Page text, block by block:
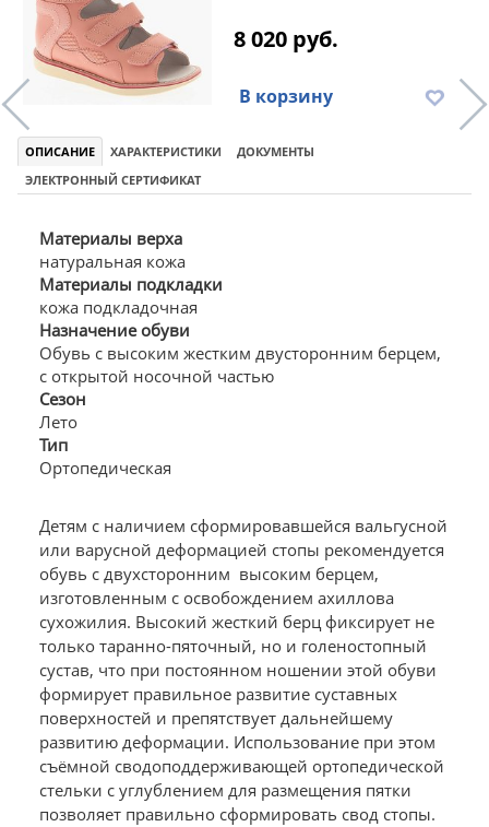
8 020 руб.
В корзину
ОПИСАНИЕ ХАРАКТЕРИСТИКИ
ДОКУМЕНТЫ
ЭЛЕКТРОННЫЙ СЕРТИФИКАТ
Материалы верха
натуральная кожа
Материалы подкладки
кожа подкладочная
Назначение обуви
Обувь с высоким жестким двусторонним берцем,
с открытой носочной частью
Сезон
Лето
Тип
Ортопедическая
Детям с наличием сформировавшейся вальгусной
или варусной деформацией стопы рекомендуется
обувь с двухсторонним высоким берцем,
изготовленным с освобождением ахиллова
сухожилия. Высокий жесткий берц фиксирует не
только таранно-пяточный, но и голеностопный
сустав, что при постоянном ношении этой обуви
формирует правильное развитие суставных
поверхностей и препятствует дальнейшему
развитию деформации. Использование при этом
съёмной сводоподдерживающей ортопедической
стельки с углублением для размещения пятки
позволяет правильно сформировать свод стопы.